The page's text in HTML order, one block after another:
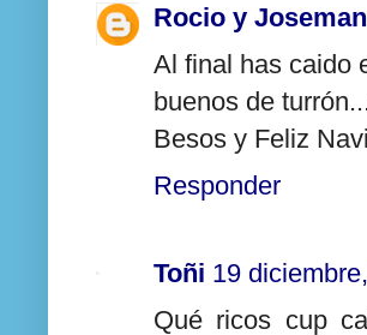
Rocio y
Al final has caido
buenos de
Besos y Feliz
Responder
Toñi 19
Qué ricos cup